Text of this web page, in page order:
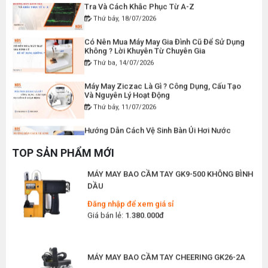
Thứ bảy, 18/07/2026
Không ? Lời Khuyên Từ Chuyên Gia
Thứ ba, 14/07/2026
Và Nguyên Lý Hoạt Động
Thứ bảy, 11/07/2026
Đúng Kỹ Thuật
Hóa Giúp Xưởng May Tăng Năng Suất
Thứ bảy, 04/07/2026
Top 5 Máy May Gia Đình Đáng Mua Nhất Hiện
Nay 2026
Máy Sang Chỉ Là Gì? Công Dụng, Cấu Tạo Và
Nguyên Lý Hoạt Động Chi Tiết
TOP SẢN PHẨM MỚI
DÂY ĐIỆN MÁY CẮT VẢI CẦM TAY YJ-65
Giá bán lẻ:120.000đ
MÁY MAY BAO CẦM TAY CHẠY PIN GK9-520
Đăng nhập để xem giá sỉ
MÁY MAY BAO CẦM TAY GK9-500 KHÔNG BÌNH
DẦU
Đăng nhập để xem giá sỉ
Giá bán lẻ:
1.380.000đ
Đăng nhập để xem giá sỉ